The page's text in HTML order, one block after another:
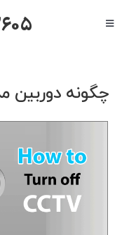
to
Toggle
یالینک
هایک ویژن
چگونه دوربین